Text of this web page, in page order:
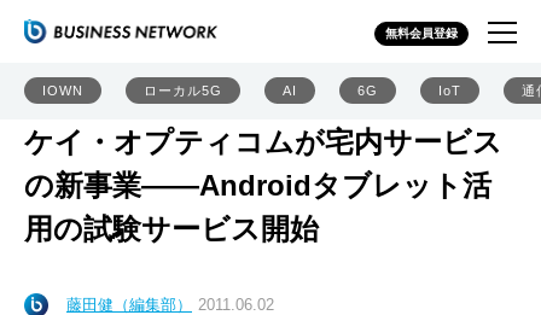
無料会員登録
IOWN ローカル5G AI 6G IoT 通
ケイ・オプティコムが宅内サービス
の新事業――Androidタブレット活
用の試験サービス開始
藤田健（編集部） 2011.06.02